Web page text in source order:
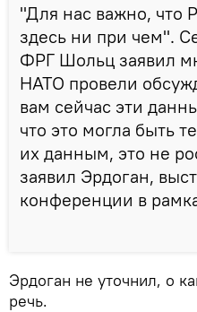
"Для нас важно, что
здесь ни при чем".
ФРГ Шольц заявил
НАТО провели
вам сейчас эти
что это могла быть
их данным, это не
заявил Эрдоган,
конференции в
Эрдоган не уточнил, о
речь.